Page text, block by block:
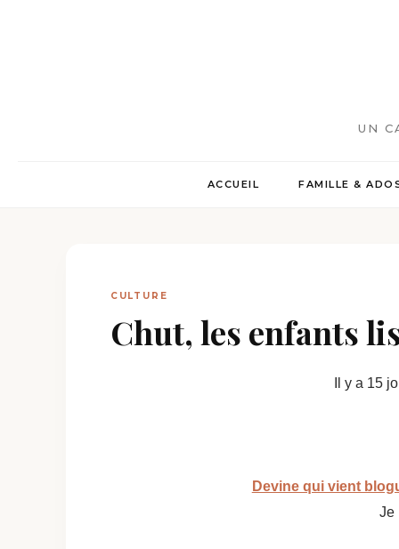
UN
ACCUEIL FAMILLE &
CULTURE
Chut, les enfants
Il y a 15
Devine qui vient
Je